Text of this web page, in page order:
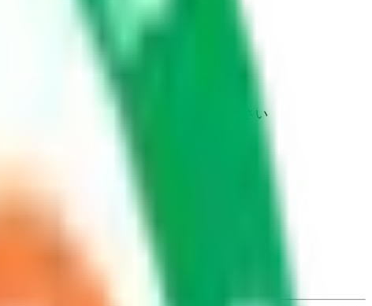
と異なる場合がありますのでご了承ください